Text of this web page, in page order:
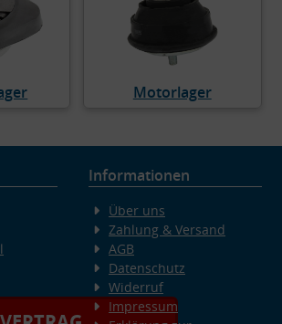
Motorlager
Informationen
Über uns
Zahlung & Versand
AGB
Datenschutz
Widerruf
Impressum